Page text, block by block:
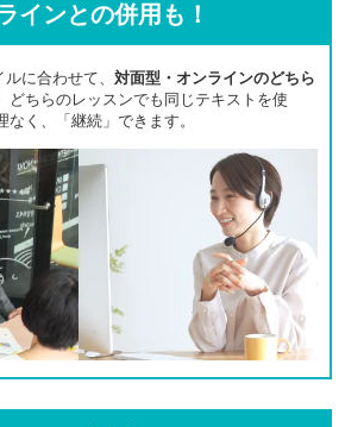
インとの併用も！
に合わせて、 対面型・オンラインのどちら
どちらのレッスンでも同じテキストを使
く、「継続」できます。